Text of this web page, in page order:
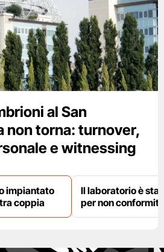
al San
non torna: turnover,
e witnessing
impiantato
coppia
Il laboratorio è
per non